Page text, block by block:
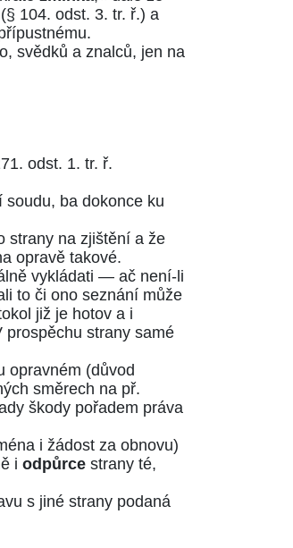
(§ 104. odst. 3. tr. ř.) a
svědků a znalců, jen na
odst. 1. tr. ř.
ba dokonce ku
strany na zjištění a že
opravě takové.
vykládati — ač není-li
to či ono seznání může
již je hotov a i
prospěchu strany samé
opravném (důvod
směrech na př.
škody pořadem práva
i žádost za obnovu)
i odpůrce strany té,
s jiné strany podaná